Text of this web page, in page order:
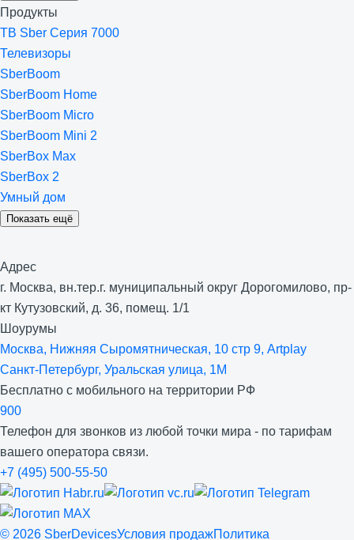
Продукты
ТВ Sber Серия 7000
Телевизоры
SberBoom
SberBoom Home
SberBoom Micro
SberBoom Mini 2
SberBox Max
SberBox 2
Умный дом
Показать ещё
Адрес
г. Москва, вн.тер.г. муниципальный округ Дорогомилово, пр-
кт Кутузовский, д. 36, помещ. 1/1
Шоурумы
Москва, Нижняя Сыро­мятническая, 10 стр 9, Artplay
Санкт-Петербург, Уральская улица, 1М
Бесплатно с мобильного на территории РФ
900
Телефон для звонков из любой точки мира - по тарифам
вашего оператора связи.
+7 (495) 500-55-50
© 2026 SberDevicesУсловия продажПолитика